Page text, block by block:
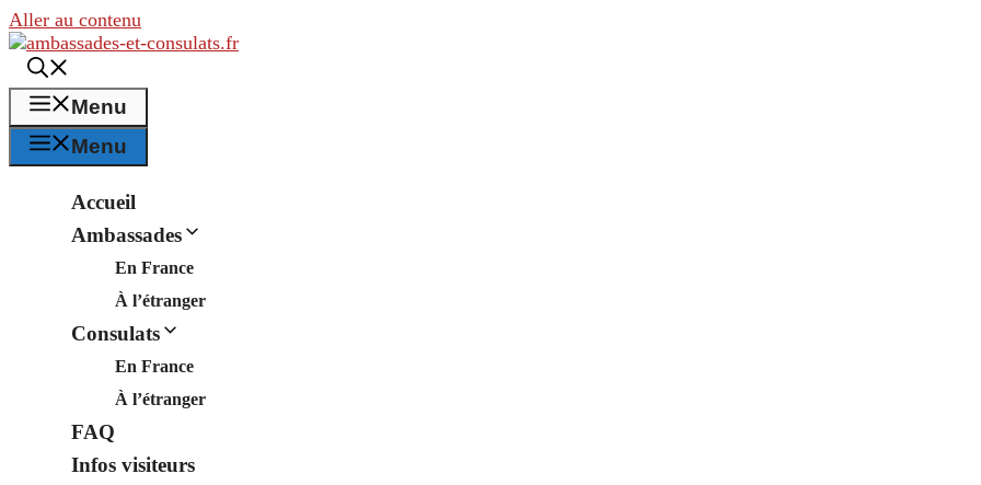
Aller au contenu
Menu
Menu
Accueil
Ambassades
En France
À l’étranger
Consulats
En France
À l’étranger
FAQ
Infos visiteurs